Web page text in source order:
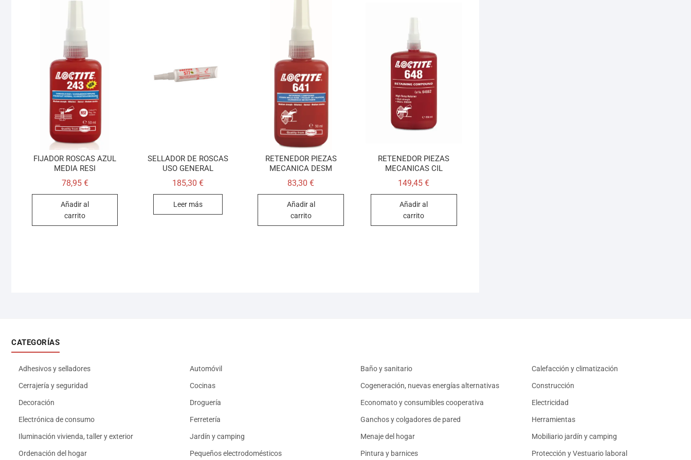
FIJADOR ROSCAS AZUL
MEDIA RESI
78,95 €
Añadir al
carrito
SELLADOR DE ROSCAS
USO GENERAL
185,30 €
Leer más
RETENEDOR PIEZAS
MECANICA DESM
83,30€
Añadir al
carrito
RETENEDOR PIEZAS
MECANICAS CIL
149,45€
Añadir al
carrito
CATEGORÍAS
Adhesivos y selladores Automóvil Baño y sanitario Calefacción y climatización
Cerrajería y seguridad Cocinas Cogeneración, nuevas energías alternativas Construcción
Decoración Droguería Economato y consumibles cooperativa Electricidad
Electrónica de consumo Ferretería Ganchos y colgadores de pared Herramientas
Iluminación vivienda, taller y exterior Jardín y camping Menaje del hogar Mobiliario jardín y camping
Ordenación del hogar Pequeños electrodomésticos Pintura y barnices Protección y Vestuario laboral